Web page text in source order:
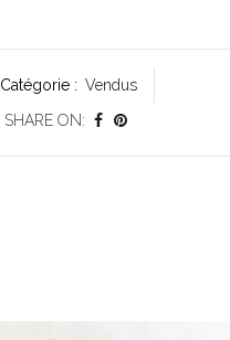
Catégorie : Vendus
SHARE ON: